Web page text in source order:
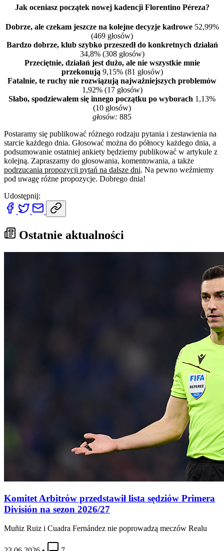
Jak oceniasz początek nowej kadencji Florentino Péreza?
Dobrze, ale czekam jeszcze na kolejne decyzje kadrowe52,99%
(469 głosów)
Bardzo dobrze, klub szybko przeszedł do konkretnych działań
34,8% (308 głosów)
Przeciętnie, działań jest dużo, ale nie wszystkie mnie
przekonują 9,15% (81 głosów)
Fatalnie, te ruchy nie rozwiązują najważniejszych problemów
1,92% (17 głosów)
Słabo, spodziewałem się innego początku po wyborach 1,13%
(10 głosów)
głosów: 885
Postaramy się publikować różnego rodzaju pytania i zestawienia na
starcie każdego dnia. Głosować można do północy każdego dnia, a
podsumowanie ostatniej ankiety będziemy publikować w artykule z
kolejną. Zapraszamy do głosowania, komentowania, a także
podrzucania propozycji pytań na dalsze dni. Na pewno weźmiemy
pod uwagę różne propozycje. Dobrego dnia!
Udostępnij:
Ostatnie aktualności
Komitet Arbitrów przedstawił lista sędziów Primera
División na sezon 2026/27
Muñiz Ruiz i Cuadra Fernández nie poprowadzą meczów Realu